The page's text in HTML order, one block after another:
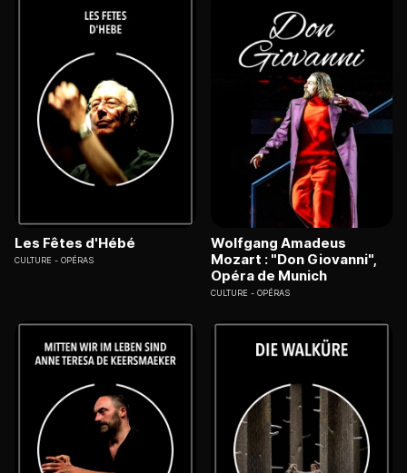
Les Fêtes d'Hébé
CULTURE OPÉRAS
Wolfgang Amadeus
Mozart : "Don Giovanni",
Opéra de Munich
CULTURE OPÉRAS